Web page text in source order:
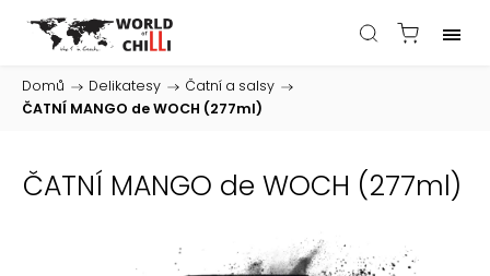
Domů / Delikatesy / Čatní a salsy /
ČATNÍ MANGO de WOCH (277ml)
ČATNÍ MANGO de WOCH (277ml)